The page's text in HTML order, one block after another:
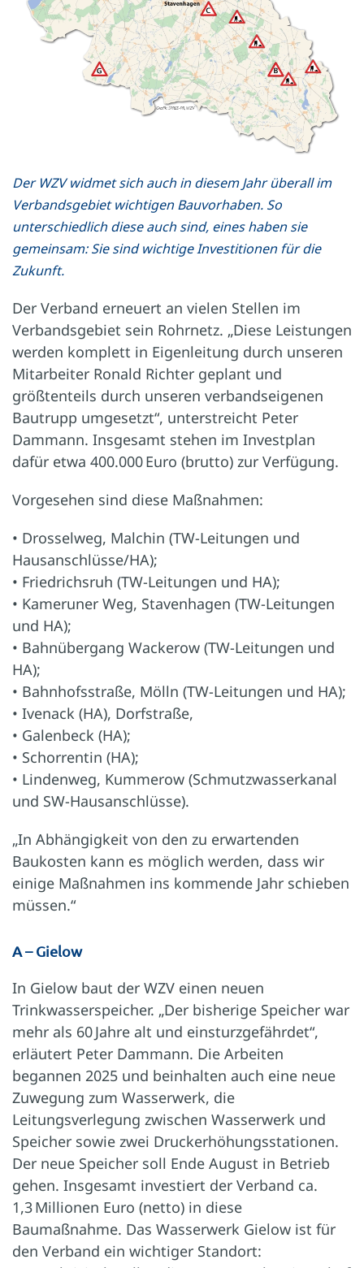
Der WZV widmet sich auch in diesem Jahr überall im
Verbandsgebiet wichtigen Bauvorhaben. So
unterschiedlich diese auch sind, eines haben sie
gemeinsam: Sie sind wichtige Investitionen für die
Zukunft.
Der Verband erneuert an vielen Stellen im
Verbandsgebiet sein Rohrnetz. „Diese Leistungen
werden komplett in Eigenleitung durch unseren
Mitarbeiter Ronald Richter geplant und
größtenteils durch unseren verbandseigenen
Bautrupp umgesetzt“, unterstreicht Peter
Dammann. Insgesamt stehen im Investplan
dafür etwa 400.000 Euro (brutto) zur Verfügung.
Vorgesehen sind diese Maßnahmen:
• Drosselweg, Malchin (TW-Leitungen und
Hausanschlüsse/HA);
• Friedrichsruh (TW-Leitungen und HA);
• Kameruner Weg, Stavenhagen (TW-Leitungen
und HA);
• Bahnübergang Wackerow (TW-Leitungen und
HA);
• Bahnhofsstraße, Mölln (TW-Leitungen und HA);
• Ivenack (HA), Dorfstraße,
• Galenbeck (HA);
• Schorrentin (HA);
• Lindenweg, Kummerow (Schmutzwasserkanal
und SW-Hausanschlüsse).
„In Abhängigkeit von den zu erwartenden
Baukosten kann es möglich werden, dass wir
einige Maßnahmen ins kommende Jahr schieben
müssen.“
A – Gielow
In Gielow baut der WZV einen neuen
Trinkwasserspeicher. „Der bisherige Speicher war
mehr als 60 Jahre alt und einsturzgefährdet“,
erläutert Peter Dammann. Die Arbeiten
begannen 2025 und beinhalten auch eine neue
Zuwegung zum Wasserwerk, die
Leitungsverlegung zwischen Wasserwerk und
Speicher sowie zwei Druckerhöhungsstationen.
Der neue Speicher soll Ende August in Betrieb
gehen. Insgesamt investiert der Verband ca.
1,3 Millionen Euro (netto) in diese
Baumaßnahme. Das Wasserwerk Gielow ist für
den Verband ein wichtiger Standort: